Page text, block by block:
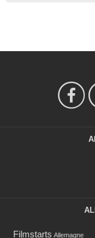
Filmstarts Allemagne